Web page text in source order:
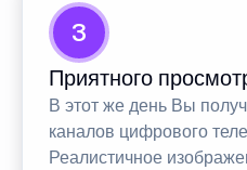
3
Приятного
В этот же день Вы
каналов цифрового
Реалистичное